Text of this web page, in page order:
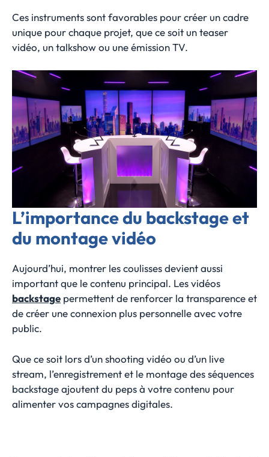
Ces instruments sont favorables pour créer un cadre
unique pour chaque projet, que ce soit un teaser
vidéo, un talkshow ou une émission TV.
L’importance du backstage et
du montage vidéo
Aujourd’hui, montrer les coulisses devient aussi
important que le contenu principal. Les vidéos
backstage permettent de renforcer la transparence et
de créer une connexion plus personnelle avec votre
public.
Que ce soit lors d’un shooting vidéo ou d’un live
stream, l’enregistrement et le montage des séquences
backstage ajoutent du peps à votre contenu pour
alimenter vos campagnes digitales.